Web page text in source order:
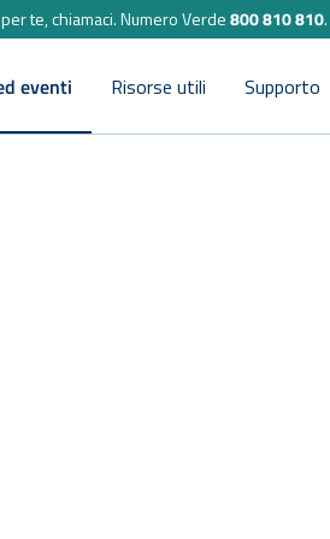
te, chiamaci.Numero Verde800 810 810.
eventi Risorse utili Supporto